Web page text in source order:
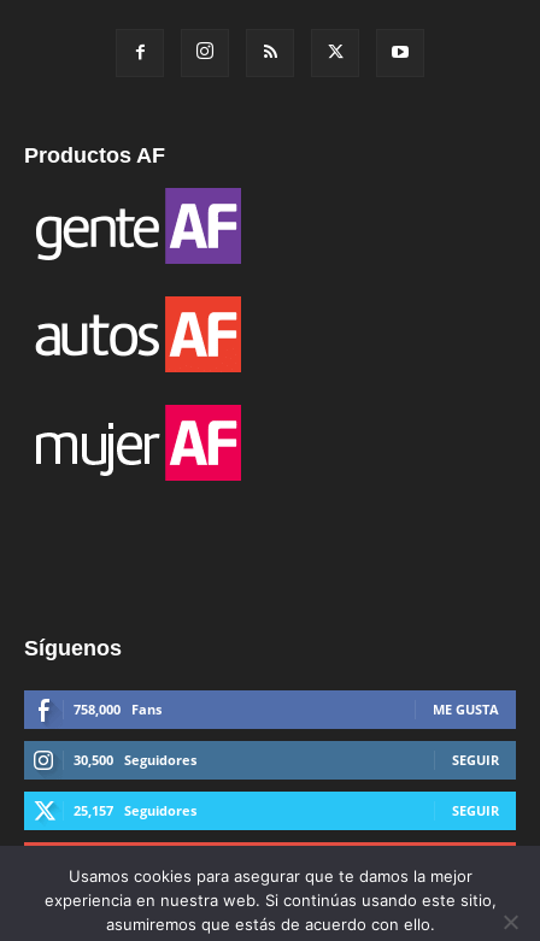
Productos AF
Síguenos
758,000 Fans ME GUSTA
30,500 Seguidores SEGUIR
25,157 Seguidores SEGUIR
Usamos cookies para asegurar que te damos la mejor
experiencia en nuestra web. Si continúas usando este sitio,
asumiremos que estás de acuerdo con ello.